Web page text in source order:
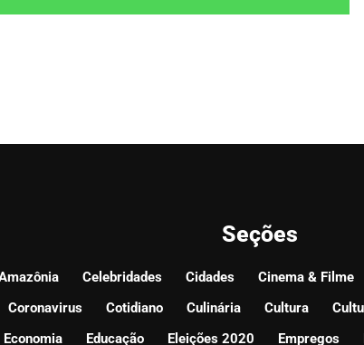
Seções
Celebridades Cidades Cinema & Filme
Coronavirus
Cotidiano Culinária Cultura
Economia
Educação Eleições 2020 Empregos